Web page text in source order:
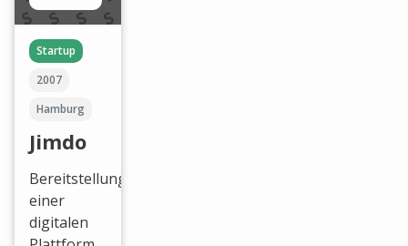
Startup
2007
Hamburg
Jimdo
Bereitstellung
einer
digitalen